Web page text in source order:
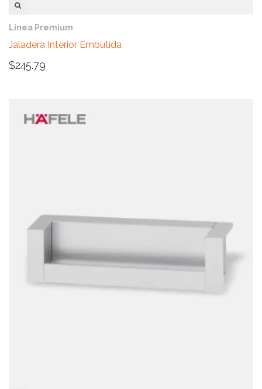
Línea Premium
Jaladera Interior Embutida
$245.79